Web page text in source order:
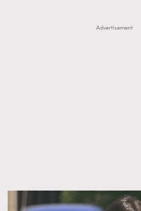
Advertisement